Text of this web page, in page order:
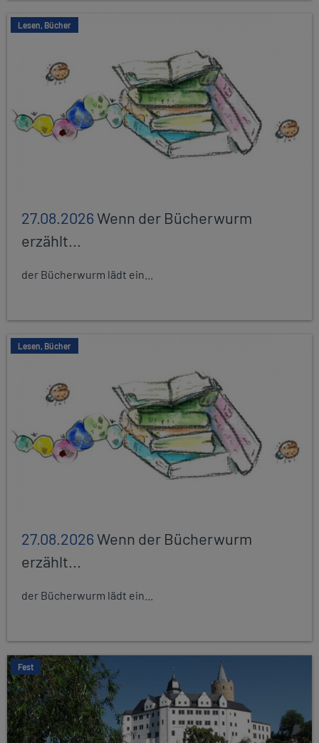
Lesen, Bücher
27.08.2026Wenn der Bücherwurm
erzählt...
der Bücherwurm lädt ein...
Lesen, Bücher
27.08.2026Wenn der Bücherwurm
erzählt...
der Bücherwurm lädt ein...
Fest